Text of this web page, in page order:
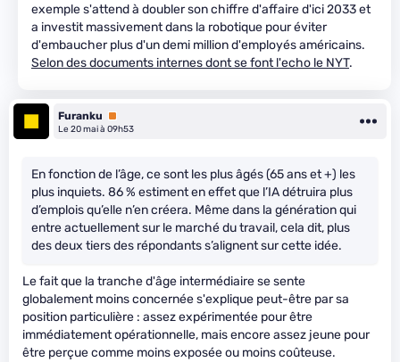
exemple s'attend à doubler son chiffre d'affaire d'ici 2033 et
a investit massivement dans la robotique pour éviter
d'embaucher plus d'un demi million d'employés américains.
Selon des documents internes dont se font l'echo le NYT.
Furanku
Premium
Le 20 mai à 09h53
En fonction de l’âge, ce sont les plus âgés (65 ans et +) les
plus inquiets. 86 % estiment en effet que l’IA détruira plus
d’emplois qu’elle n’en créera. Même dans la génération qui
entre actuellement sur le marché du travail, cela dit, plus
des deux tiers des répondants s’alignent sur cette idée.
Le fait que la tranche d'âge intermédiaire se sente
globalement moins concernée s'explique peut-être par sa
position particulière : assez expérimentée pour être
immédiatement opérationnelle, mais encore assez jeune pour
être perçue comme moins exposée ou moins coûteuse.